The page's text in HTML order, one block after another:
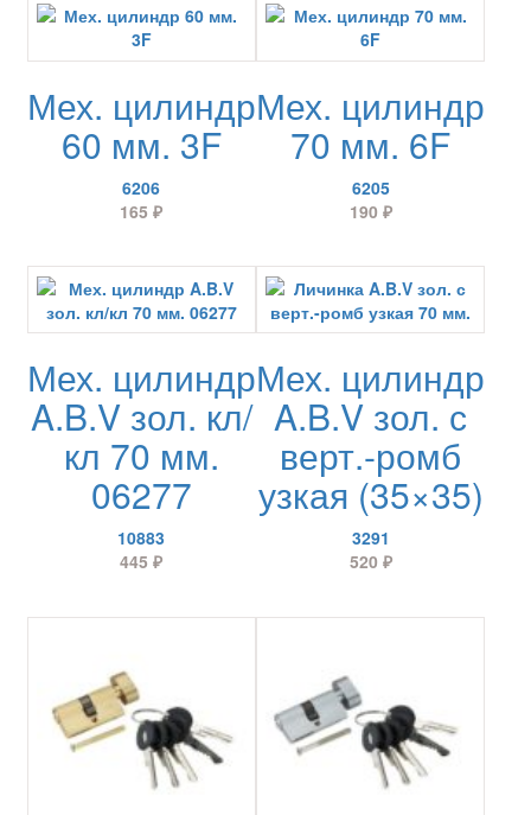
Мех. цилиндр
60 мм. 3F
6206
165₽
Мех. цилиндр
70 мм. 6F
6205
190 ₽
Мех. цилиндр
A.B.V зол. кл/
кл 70 мм.
06277
10883
445₽
Мех. цилиндр
A.B.V зол. с
верт.-ромб
узкая (35×35)
3291
520 ₽